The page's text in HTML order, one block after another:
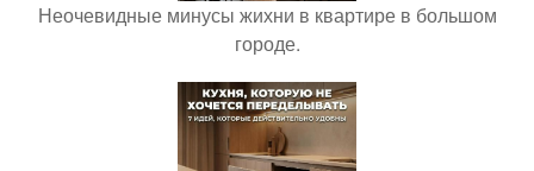
Неочевидные минусы жихни в квартире в большом
городе.